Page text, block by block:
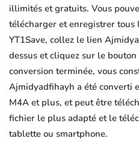
illimités et gratuits. Vous
télécharger et enregistrer
YT1Save, collez le lien
dessus et cliquez sur le
conversion terminée, vous
Ajmidyadfihayh a été converti
M4A et plus, et peut être
fichier le plus adapté et le
tablette ou smartphone.